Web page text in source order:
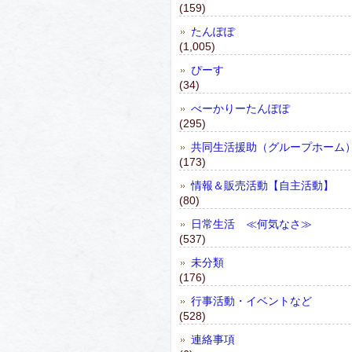
(159)
たんぽぽ
(1,005)
ぴーす
(34)
べーかりーたんぽぽ
(295)
共同生活援助（グループホーム
(173)
情報＆販売活動【自主活動】
(80)
日常生活 ≪何気なさ≫
(537)
未分類
(176)
行事活動・イベントなど
(528)
連絡事項